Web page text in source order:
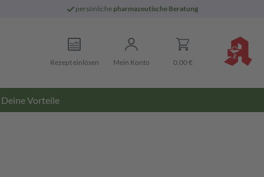
persönliche pharmazeutische Beratung
Rezept einlösen Mein Konto 0,00 €
Deine Vorteile